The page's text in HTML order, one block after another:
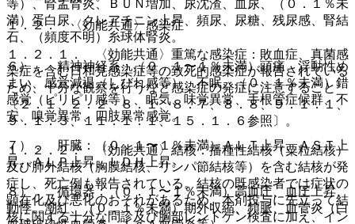
１．２． 〈効能共通〉感染症
１．２．１． 〈効能共通〉重篤な感染症：敗血症、真菌感
染症を含む日和見感染症等の致死的感染症が報告されている
ため、十分な観察を行うなど感染症の発症に注意すること
〔２．１、２．２、８．１、８．７、８．８、９．１．１、
９．１．３、１１．１．１、１５．１．６参照〕。
１．２．２． 〈効能共通〉結核：播種性結核（粟粒結核）
及び肺外結核（胸膜結核、リンパ節結核等）を含む結核が発
症し、死亡例も報告されている。結核の既感染者では症状の
顕在化及び悪化のおそれがあるため、本剤投与に先立って結
核に関する十分な問診及び胸部レントゲン検査に加え、イン
等）、腎盂腎炎、ＢＵＮ増加、尿沈渣、血尿、（０．１％未
満）蛋白尿、クレアチニン上昇、頻尿、尿糖、残尿感、腎結
石、（頻度不明）糸球体腎炎。
６）． 精神神経系：（０．１〜１％未満）頭痛、浮動性め
まい、感覚減退（しびれ感等）、不眠、（０．１％未満）錯
感覚（ピリピリ感等）、眠気、味覚異常、手根管症候群、不
安、嗅覚異常、四肢異常感覚。
７）． 肝臓：（０．１〜１％未満）ＡＬＴ上昇、ＡＳＴ上
昇、ＡＬＰ上昇、ＬＤＨ上昇。
８）． 循環器：（０．１〜１％未満）高血圧、血圧上昇、
動悸、潮紅、（０．１％未満）期外収縮、頻脈、血管炎（白